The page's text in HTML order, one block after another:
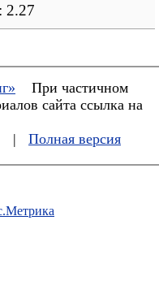
2.27
При частичном
сайта ссылка на
| Полная версия